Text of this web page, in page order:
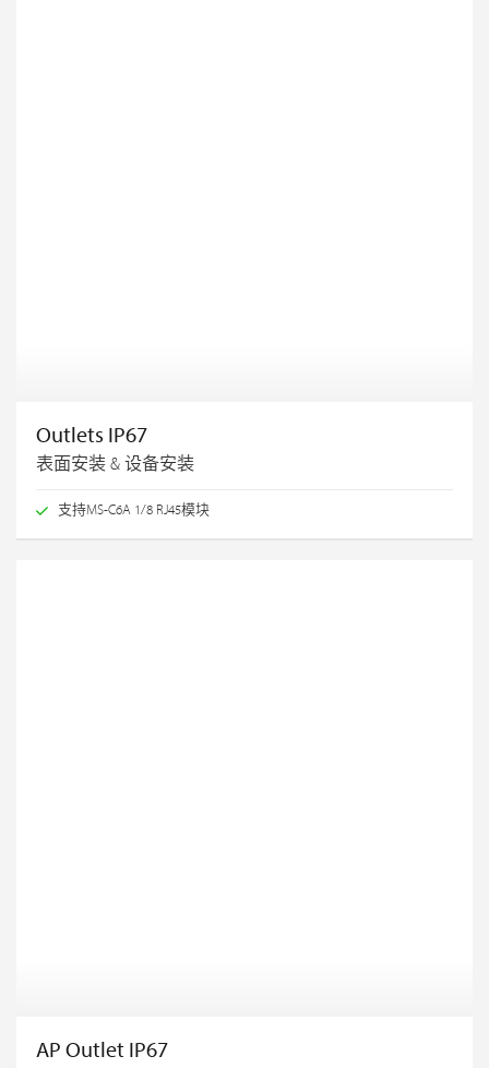
Outlets IP67
表面安装 & 设备安装
支持MS-C6A 1/8 RJ45模块
AP Outlet IP67